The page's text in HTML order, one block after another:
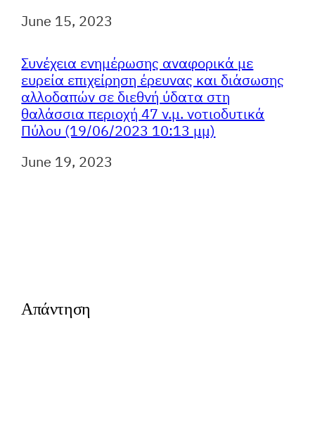
Ημερομηνία
June 15, 2023
Συνέχεια ενημέρωσης αναφορικά με
ευρεία επιχείρηση έρευνας και διάσωσης
αλλοδαπών σε διεθνή ύδατα στη
θαλάσσια περιοχή 47 ν.μ. νοτιοδυτικά
Πύλου (19/06/2023 10:13 μμ)
Ημερομηνία
June 19, 2023
Απάντηση